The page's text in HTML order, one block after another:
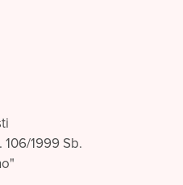
1999 Sb.